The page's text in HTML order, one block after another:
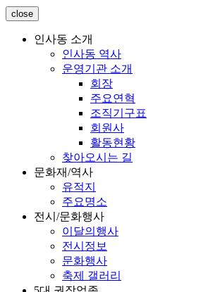
close
인사동 소개
인사동 역사
운영기관 소개
회장
주요연혁
조직기구표
회원사
활동현황
찾아오시는 길
문화재/역사
유적지
주요명소
전시/문화행사
이달의행사
전시정보
문화행사
축제 갤러리